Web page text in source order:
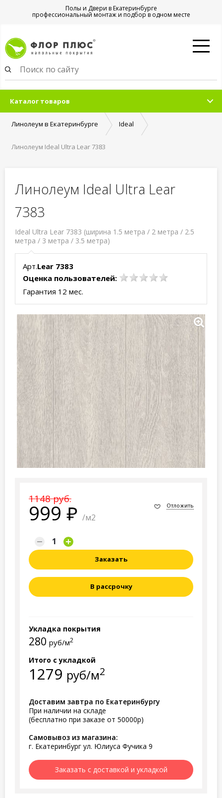
Полы и Двери в Екатеринбурге
профессиональный монтаж и подбор в одном месте
Каталог товаров
Линолеум в Екатеринбурге Ideal
Линолеум Ideal Ultra Lear 7383
Линолеум Ideal Ultra Lear
7383
Ideal Ultra Lear 7383 (ширина 1.5 метра / 2 метра / 2.5
метра / 3 метра / 3.5 метра)
Арт.Lear 7383
Оценка пользователей:
Гарантия 12 мес.
1148 руб.
999 /м2
Отложить
Заказать
В рассрочку
Укладка покрытия
280 руб/м2
Итого с укладкой
1279 руб/м2
Доставим завтра по Екатеринбургу
При наличии на складе
(бесплатно при заказе от 50000р)
Самовывоз из магазина:
г. Екатеринбург ул. Юлиуса Фучика 9
Заказать с доставкой и укладкой